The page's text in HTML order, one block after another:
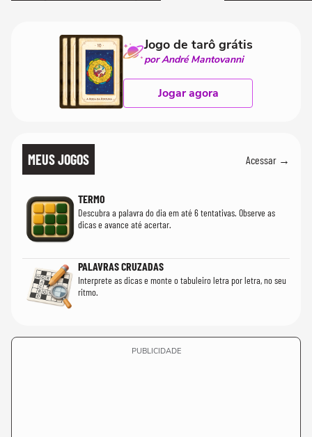
Jogo de tarô grátis
por André Mantovanni
Jogar agora
MEUS JOGOS Acessar →
TERMO
Descubra a palavra do dia em até 6 tentativas. Observe as
dicas e avance até acertar.
PALAVRAS CRUZADAS
Interprete as dicas e monte o tabuleiro letra por letra, no seu
ritmo.
PUBLICIDADE